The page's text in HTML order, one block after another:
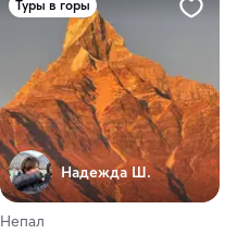
Туры в горы
Надежда Ш.
Непал